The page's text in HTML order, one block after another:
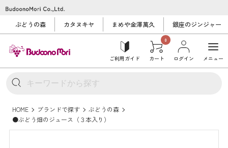
ぶどうの森 カタヌキヤ まめや金澤萬久 銀座のジンジャー
ご利用ガイド
0
カート ログイン メニュー
HOME ブランドで探す
ぶどうの森
●ぶどう畑のジュース（３本入り）